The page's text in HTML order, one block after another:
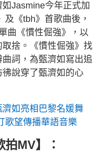
Jasmine今年正式加
《tbh》首歌曲後，
曲《慣性倔強》，以
捨。《慣性倔強》找
詞，為甄濟如寫出追
說穿了甄濟如的心
如亮相巴黎名媛舞
歌望傳播華語音樂
拍MV】：